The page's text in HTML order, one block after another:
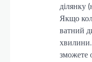
ділянку
Якщо
ватний
зможете